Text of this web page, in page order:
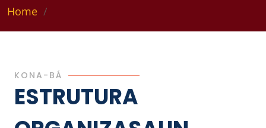
Home
KONA-BÁ
ESTRUTURA